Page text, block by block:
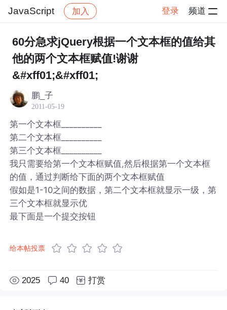
JavaScript 加入 登录 频道
社区 JavaScript 帖子详情
60分急求jQuery根据一个文本框的值给其
他的两个文本框赋值!谢谢
&#xff01;&#xff01;
鹏_子
2011-05-19
第一个文本框__________
第二个文本框__________
第三个文本框__________
我只需要给第一个文本框赋值,然后根据第一个文本框
的值，通过判断给下面的两个文本框赋值
假如是1-10之间的数据，第二个文本框就显示一级，第
三个文本框就显示优
最下面是一个提交按钮
给本帖投票
2025 40 打赏